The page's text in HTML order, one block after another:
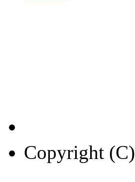
Copyright (C)